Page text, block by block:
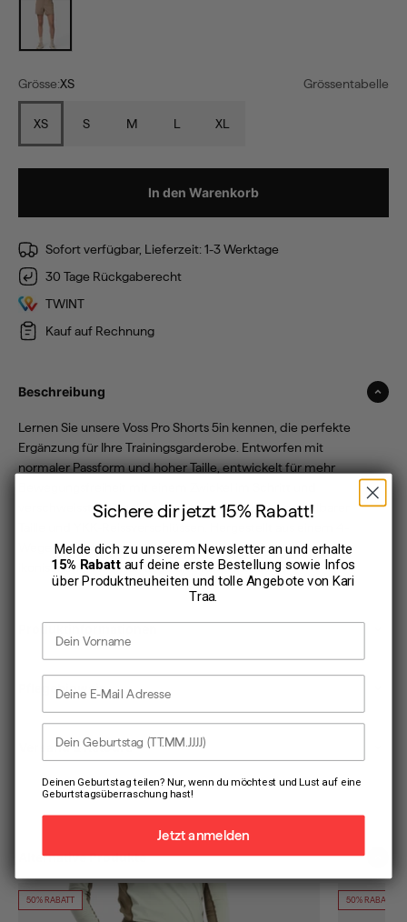
sandy
Grösse:XS Grössentabelle
XS S M L XL
In den Warenkorb
Sofort verfügbar, Lieferzeit: 1-3 Werktage
30 Tage Rückgaberecht
TWINT
Kauf auf Rechnung
Beschreibung
Lernen Sie unsere Voss Pro Shorts 5in kennen, die perfekte
Ergänzung für Ihre Trainingsgarderobe. Entworfen mit
normaler Passform und hoher Taille, entwickelt für mehr
verschweissten Details. Mit sicheren Taschen, verstellbarer
Wege-Stretch-Material und abgerundet mit unserem
ikonischen gestickten Logo und Kontrastdetails.
Pflegehinweis
Versand & Retoure
Alternative Produkte
50% RABATT 50% RABATT
Sichere dir jetzt 15% Rabatt!
Melde dich zu unserem Newsletter an und erhalte
15% Rabatt auf deine erste Bestellung sowie Infos
über Produktneuheiten und tolle Angebote von Kari
Traa.
E-Mail Adresse
Dein Geburtstag
Deinen Geburtstag teilen? Nur, wenn du möchtest und Lust auf eine
Geburtstagsüberraschung hast!
Jetzt anmelden